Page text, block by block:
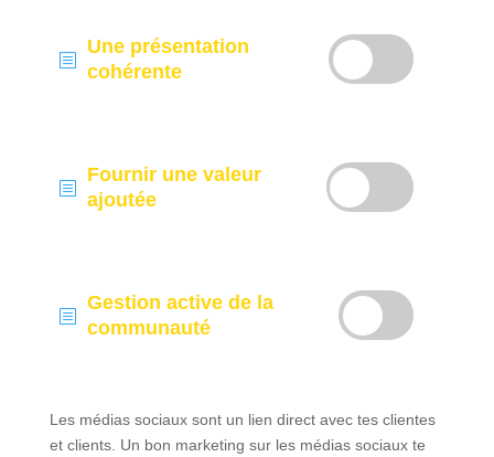
b
Une présentation
cohérente
b
Fournir une valeur
ajoutée
b
Gestion active de la
communauté
Les médias sociaux sont un lien direct avec tes clientes
et clients. Un bon marketing sur les médias sociaux te